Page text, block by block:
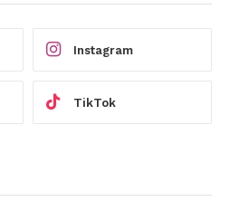
Instagram
TikTok